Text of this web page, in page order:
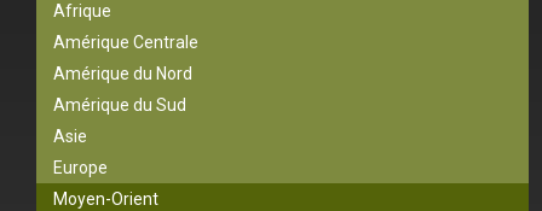
Afrique
Amérique Centrale
Amérique du Nord
Amérique du Sud
Asie
Europe
Moyen-Orient